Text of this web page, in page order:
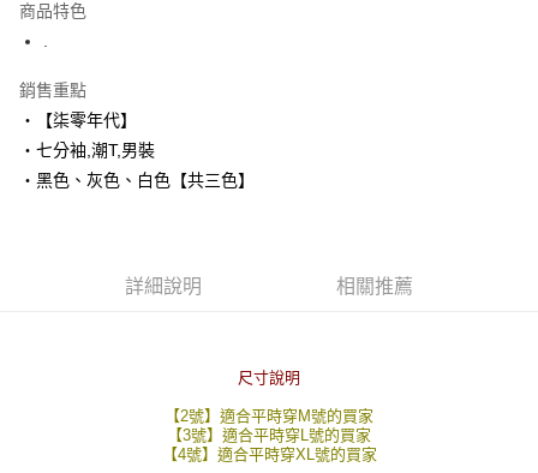
街口支付
悠遊付
Google Pay
AFTEE先享後付是「在收到商品之後才付款」的支付方式。 讓您購物簡單
３．安心：先確認商品／服務後，再付款。
【「AFTEE先享後付」結帳流程】
１．於結帳方式選擇「AFTEE先享後付」後，將跳轉至「AFTEE先享後付」
結帳頁面，進行簡訊認證並確認金額後，即可完成結帳。
每筆NT$80，滿NT$1,800(含以上)免運費
商品特色
銷售重點
‧【柒零年代】
‧七分袖,潮T,男裝
‧黑色、灰色、白色【共三色】
詳細說明 相關推薦
尺寸說明
【2號】適合平時穿M號的買家
【3號】適合平時穿L號的買家
【4號】適合平時穿XL號的買家